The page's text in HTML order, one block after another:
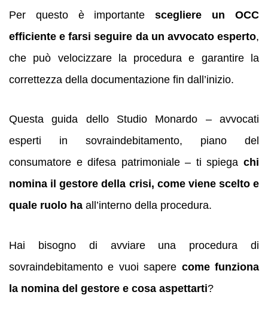
Per questo è importantescegliere un OCC
efficiente e farsi seguire da un avvocato esperto,
che può velocizzare la procedura e garantire la
correttezza della documentazione fin dall’inizio.
Questa guida dello Studio Monardo – avvocati
esperti in sovraindebitamento, piano del
consumatore e difesa patrimoniale – ti spiega chi
nomina il gestore della crisi, come viene scelto e
quale ruolo ha all’interno della procedura.
Hai bisogno di avviare una procedura di
sovraindebitamento e vuoi sapere come funziona
la nomina del gestore e cosa aspettarti?